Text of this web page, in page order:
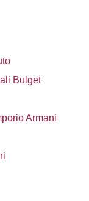
Bulget
Armani